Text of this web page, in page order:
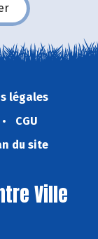
légales
CGU
du site
Ville